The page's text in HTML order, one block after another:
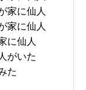
家に仙人
家に仙人
に仙人
がいた
た